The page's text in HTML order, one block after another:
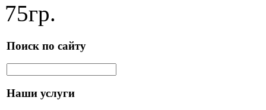
75гр.
Поиск по сайту
Наши услуги